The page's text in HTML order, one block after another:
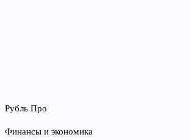
Рубль Про
Финансы и экономика